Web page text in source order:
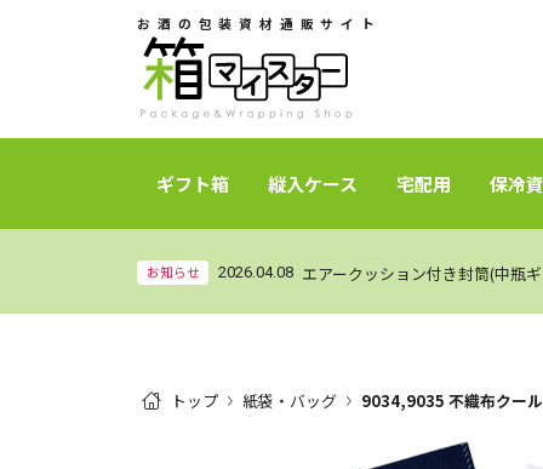
お酒の包装資材通販サイト
ギフト箱 縦入ケース 宅配用 保冷
お知らせ 2026.04.08
トップ 紙袋・バッグ 9034,9035 不織布クー